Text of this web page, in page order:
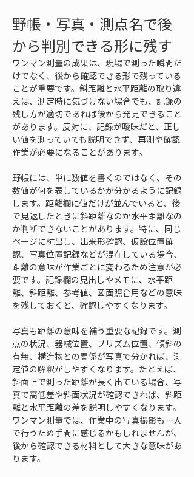
野帳・写真・測点名で後
から判別できる形に残す
ワンマン測量の成果は、現場で測った瞬間だ
けでなく、後から確認できる形で残っている
ことが重要です。斜距離と水平距離の取り違
えは、測定時に気づけない場合でも、記録の
残し方が適切であれば後から発見できること
があります。反対に、記録が曖昧だと、正し
い値を測っていても説明できず、再測や確認
作業が必要になることがあります。
野帳には、単に数値を書くのではなく、その
数値が何を表しているかが分かるように記録
します。距離欄に値だけが並んでいると、後
で見返したときに斜距離なのか水平距離なの
か判断できないことがあります。特に、同じ
ページに杭出し、出来形確認、仮設位置確
認、写真位置記録などが混在している場合、
距離の意味が作業ごとに変わるため注意が必
要です。記録欄の見出しやメモに、水平距
離、斜距離、参考値、図面照合用などの意味
を残しておくと、確認しやすくなります。
写真も距離の意味を補う重要な記録です。測
点の状況、器械位置、プリズム位置、傾斜の
有無、構造物との関係が写真で分かれば、測
定値の解釈がしやすくなります。たとえば、
斜面上で測った距離が長く出ている場合、写
真で高低差や斜面状況が確認できれば、斜距
離と水平距離の差を説明しやすくなります。
ワンマン測量では、作業中の写真撮影も一人
で行うため手間に感じるかもしれませんが、
後から確認できる材料として大きな意味があ
ります。